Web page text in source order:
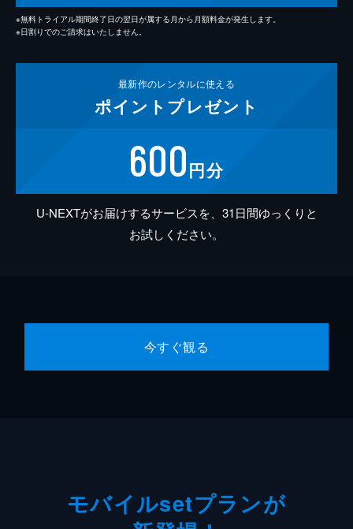
※無料トライアル期間終了日の翌日が属する月から月額料金が発生します。
※日割りでのご請求はいたしません。
最新作のレンタルに使える
ポイント プレゼント
600円分
U-NEXTがお届けするサービスを、31日間ゆっくりと
お試しください。
今すぐ観る
モバイルsetプランが